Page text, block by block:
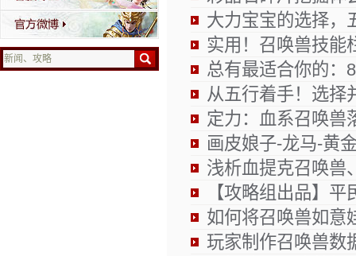
大力宝宝的选择，
实用！召唤兽技能
总有最适合你的：
从五行着手！选择
定力：血系召唤兽
画皮娘子-龙马-黄
浅析血提克召唤兽
【攻略组出品】
如何将召唤兽如意
玩家制作召唤兽数